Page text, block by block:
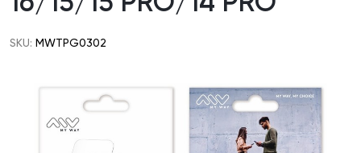
SKU: MWTPG0302